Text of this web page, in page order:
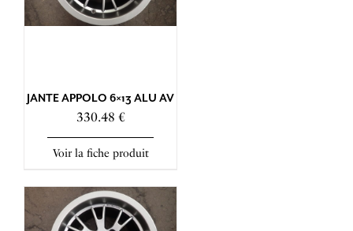
JANTE APPOLO 6×13 ALU AV
330.48 €
Voir la fiche produit